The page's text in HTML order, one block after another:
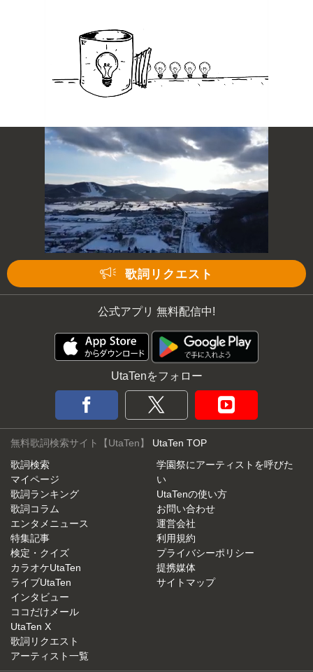
歌詞リクエスト
公式アプリ 無料配信中!
UtaTenをフォロー
無料歌詞検索サイト【UtaTen】 UtaTen TOP
歌詞検索
マイページ
歌詞ランキング
歌詞コラム
エンタメニュース
特集記事
検定・クイズ
カラオケUtaTen
ライブUtaTen
インタビュー
ココだけメール
UtaTen X
歌詞リクエスト
アーティスト一覧
学園祭にアーティストを呼びた
い
UtaTenの使い方
お問い合わせ
運営会社
利用規約
プライバシーポリシー
提携媒体
サイトマップ